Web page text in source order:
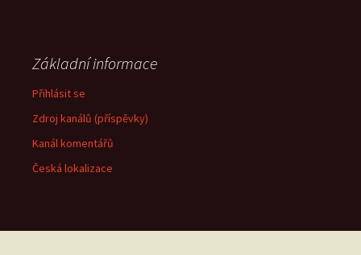
Základní informace
Přihlásit se
Zdroj kanálů (příspěvky)
Kanál komentářů
Česká lokalizace